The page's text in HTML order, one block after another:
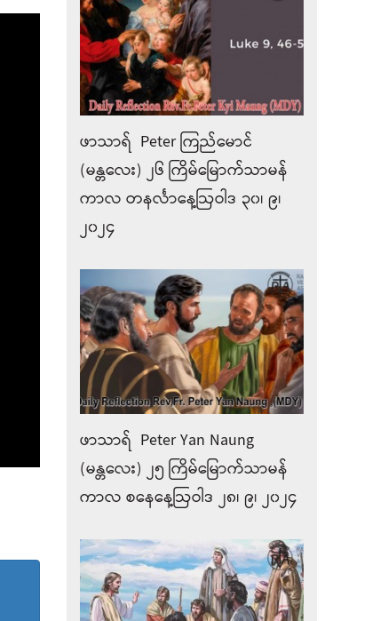
ဖာသာရ် Peter ကြည်မောင်
(မန္တလေး) ၂၆ ကြိမ်မြောက်သာမန်
ကာလ တနင်္လာနေ့ဩဝါဒ ၃၀၊ ၉၊
၂၀၂၄
ဖာသာရ် Peter Yan Naung
(မန္တလေး) ၂၅ ကြိမ်မြောက်သာမန်
ကာလ စနေနေ့ဩဝါဒ ၂၈၊ ၉၊ ၂၀၂၄